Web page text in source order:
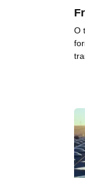
O